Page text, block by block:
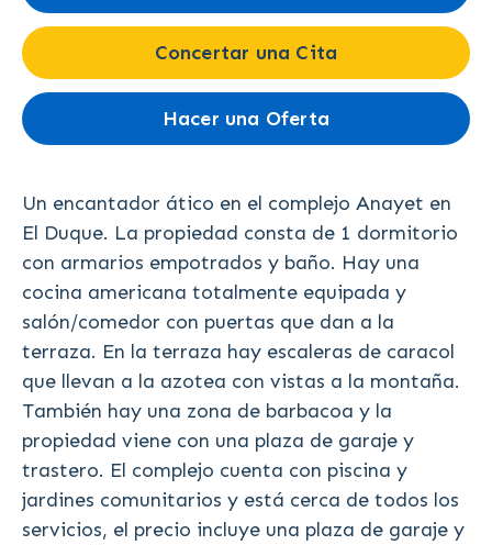
Concertar una Cita
Hacer una Oferta
Un encantador ático en el complejo Anayet en
El Duque. La propiedad consta de 1 dormitorio
con armarios empotrados y baño. Hay una
cocina americana totalmente equipada y
salón/comedor con puertas que dan a la
terraza. En la terraza hay escaleras de caracol
que llevan a la azotea con vistas a la montaña.
También hay una zona de barbacoa y la
propiedad viene con una plaza de garaje y
trastero. El complejo cuenta con piscina y
jardines comunitarios y está cerca de todos los
servicios, el precio incluye una plaza de garaje y